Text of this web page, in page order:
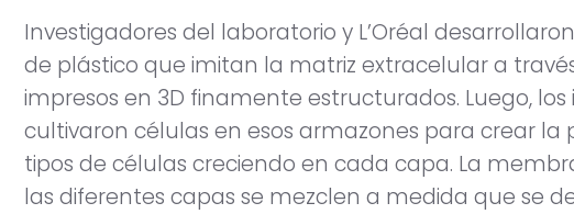
Investigadores del laboratorio y L’Oréal
de plástico que imitan la matriz extracelular a
impresos en 3D finamente estructurados. Luego, los
cultivaron células en esos armazones para crear la
tipos de células creciendo en cada capa. La
las diferentes capas se mezclen a medida que se